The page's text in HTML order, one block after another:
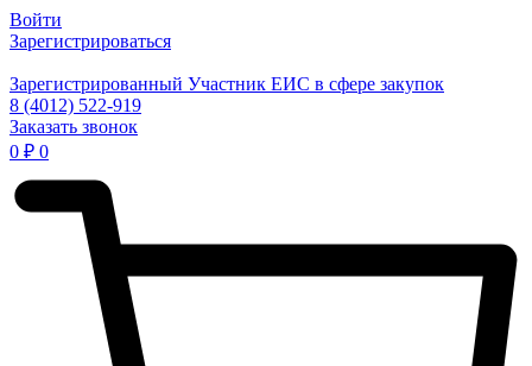
Войти
Зарегистрироваться
Зарегистрированный Участник ЕИС в сфере закупок
8 (4012) 522-919
Заказать звонок
0 ₽ 0